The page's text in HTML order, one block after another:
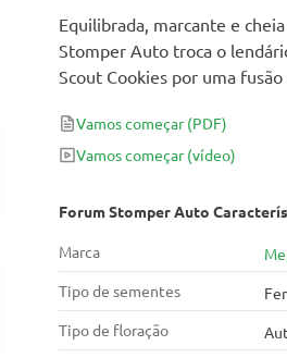
Forum Stomper Auto
Marca
Tipo de sementes
Tipo de floração
Equilibrada, marcante e
Stomper Auto troca o
Scout Cookies por uma
F4, criando uma híbrida
energética. Com equilíbrio
sativa e um perfil de sabor
perfeita pra quem curte
rápido e compacto.
Vamos começar (PDF)
Vamos começar(vídeo)